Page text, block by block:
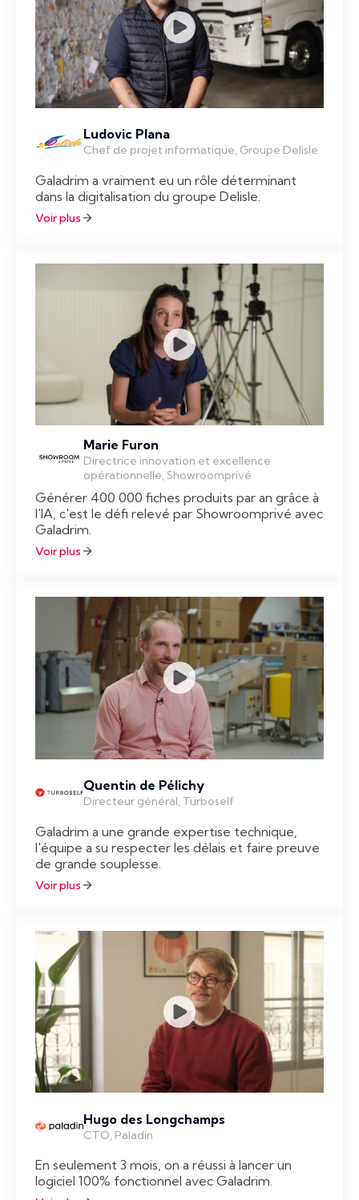
Ludovic Plana
Chef de projet informatique, Groupe Delisle
Galadrim a vraiment eu un rôle déterminant
dans la digitalisation du groupe Delisle.
Voir plus
Marie Furon
Directrice innovation et excellence
opérationnelle, Showroomprivé
Générer 400 000 fiches produits par an grâce à
l'IA, c'est le défi relevé par Showroomprivé avec
Galadrim.
Voir plus
Quentin de Pélichy
Directeur général, Turboself
Galadrim a une grande expertise technique,
l'équipe a su respecter les délais et faire preuve
de grande souplesse.
Voir plus
Hugo des Longchamps
CTO, Paladin
En seulement 3 mois, on a réussi à lancer un
logiciel 100% fonctionnel avec Galadrim.